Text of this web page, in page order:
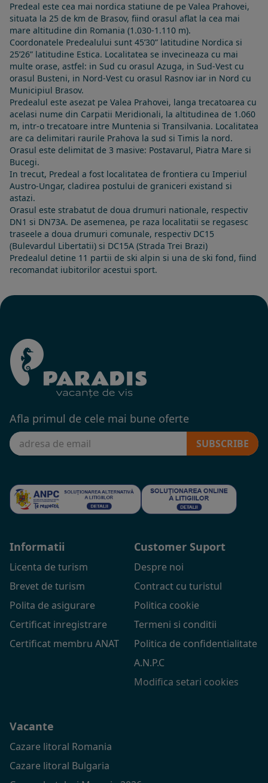
Predeal este cea mai nordica statiune de pe Valea Prahovei,
situata la 25 de km de Brasov, fiind orasul aflat la cea mai
mare altitudine din Romania (1.030-1.110 m).
Coordonatele Predealului sunt 45’30” latitudine Nordica si
25’26” latitudine Estica. Localitatea se invecineaza cu mai
multe orase, astfel: in Sud cu orasul Azuga, in Sud-Vest cu
orasul Busteni, in Nord-Vest cu orasul Rasnov iar in Nord cu
Municipiul Brasov.
Predealul este asezat pe Valea Prahovei, langa trecatoarea cu
acelasi nume din Carpatii Meridionali, la altitudinea de 1.060
m, intr-o trecatoare intre Muntenia si Transilvania. Localitatea
are ca delimitari raurile Prahova la sud si Timis la nord.
Orasul este delimitat de 3 masive: Postavarul, Piatra Mare si
Bucegi.
In trecut, Predeal a fost localitatea de frontiera cu Imperiul
Austro-Ungar, cladirea postului de graniceri existand si
astazi.
Orasul este strabatut de doua drumuri nationale, respectiv
DN1 si DN73A. De asemenea, pe raza localitatii se regasesc
traseele a doua drumuri comunale, respectiv DC15
(Bulevardul Libertatii) si DC15A (Strada Trei Brazi)
Predealul detine 11 partii de ski alpin si una de ski fond, fiind
recomandat iubitorilor acestui sport.
Afla primul de cele mai bune oferte
SUBSCRIBE
Informatii
Licenta de turism
Brevet de turism
Polita de asigurare
Certificat inregistrare
Certificat membru ANAT
Customer Suport
Despre noi
Contract cu turistul
Politica cookie
Termeni si conditii
Politica de confidentialitate
A.N.P.C
Modifica setari cookies
Vacante
Cazare litoral Romania
Cazare litoral Bulgaria